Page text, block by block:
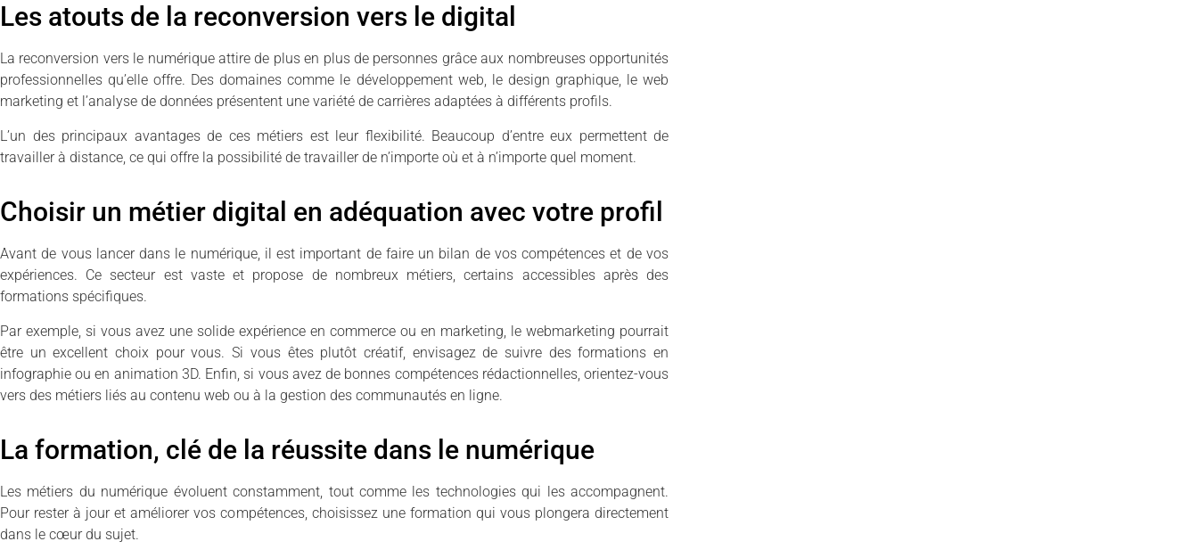
Les atouts de la reconversion vers le digital
La reconversion vers le numérique attire de plus en plus de personnes grâce aux nombreuses opportunités
professionnelles qu’elle offre. Des domaines comme le développement web, le design graphique, le web
marketing et l’analyse de données présentent une variété de carrières adaptées à différents profils.
L’un des principaux avantages de ces métiers est leur flexibilité. Beaucoup d’entre eux permettent de
travailler à distance, ce qui offre la possibilité de travailler de n’importe où et à n’importe quel moment.
Choisir un métier digital en adéquation avec votre profil
Avant de vous lancer dans le numérique, il est important de faire un bilan de vos compétences et de vos
expériences. Ce secteur est vaste et propose de nombreux métiers, certains accessibles après des
formations spécifiques.
Par exemple, si vous avez une solide expérience en commerce ou en marketing, le webmarketing pourrait
être un excellent choix pour vous. Si vous êtes plutôt créatif, envisagez de suivre des formations en
infographie ou en animation 3D. Enfin, si vous avez de bonnes compétences rédactionnelles, orientez-vous
vers des métiers liés au contenu web ou à la gestion des communautés en ligne.
La formation, clé de la réussite dans le numérique
Les métiers du numérique évoluent constamment, tout comme les technologies qui les accompagnent.
Pour rester à jour et améliorer vos compétences, choisissez une formation qui vous plongera directement
dans le cœur du sujet.